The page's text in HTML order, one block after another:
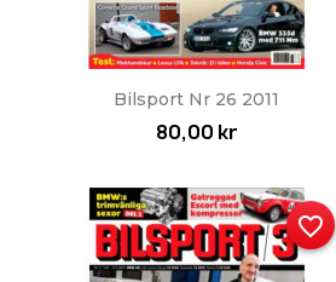
Snabbvy
Bilsport Nr 26 2011
80,00 kr
favorite_border